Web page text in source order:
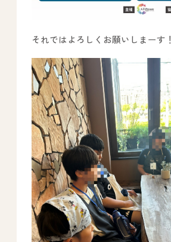
それではよろしくお願いしまーす！